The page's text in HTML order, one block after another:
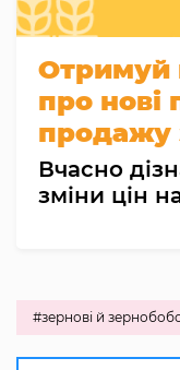
Отримуй
про нові
продажу
Вчасно
зміни цін
#зернові й